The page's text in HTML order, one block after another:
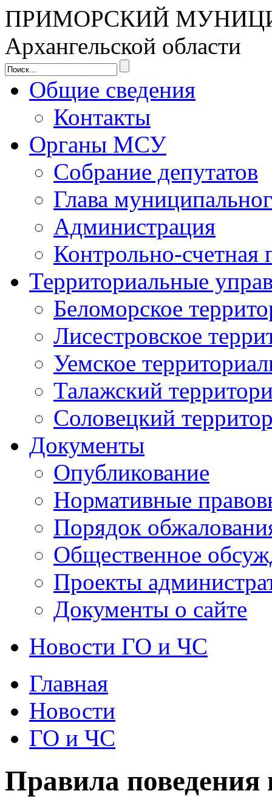
ПРИМОРСКИЙ
Архангельской области
Общие сведения
Контакты
Органы МСУ
Собрание депутатов
Глава
Администрация
Контрольно-счетная
Территориальные
Беломорское
Лисестровское
Уемское
Талажский
Соловецкий
Документы
Опубликование
Нормативные
Порядок
Общественное
Проекты
Документы о сайте
Новости ГО и ЧС
Главная
Новости
ГО и ЧС
Правила поведения